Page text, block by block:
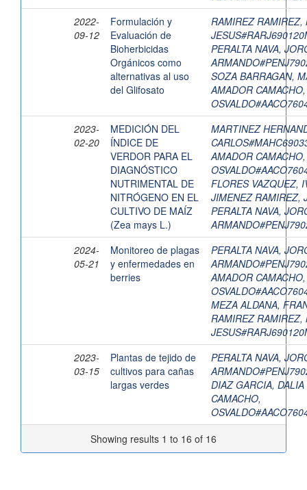
2022-
09-12
Formulación y
Evaluación de
Bioherbicidas
Orgánicos como
alternativas al uso
del Glifosato
RAMIREZ RAMIREZ,
PERALTA NAVA,
SOZA BARRAGAN,
AMADOR CAMACHO,
2023-
02-20
MEDICIÓN DEL
ÍNDICE DE
VERDOR PARA EL
DIAGNÓSTICO
NUTRIMENTAL DE
NITRÓGENO EN EL
CULTIVO DE MAÍZ
(Zea mays L.)
MARTINEZ
AMADOR CAMACHO,
FLORES VAZQUEZ,
JIMENEZ RAMIREZ,
PERALTA NAVA,
2024-
05-21
Monitoreo de plagas
y enfermedades en
berries
PERALTA NAVA,
AMADOR CAMACHO,
MEZA ALDANA,
RAMIREZ RAMIREZ,
2023-
03-15
Plantas de tejido de
cultivos para cañas
largas verdes
PERALTA NAVA,
DIAZ GARCIA,
CAMACHO,
Showing results 1 to 16 of 16